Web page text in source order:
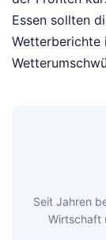
Essen sollten
Wetterberichte
Seit Jahren
Wirtschaft